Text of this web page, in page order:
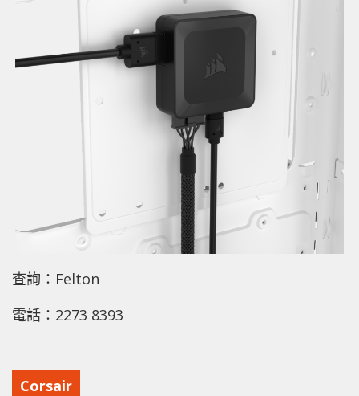
查詢：Felton
電話：2273 8393
Corsair